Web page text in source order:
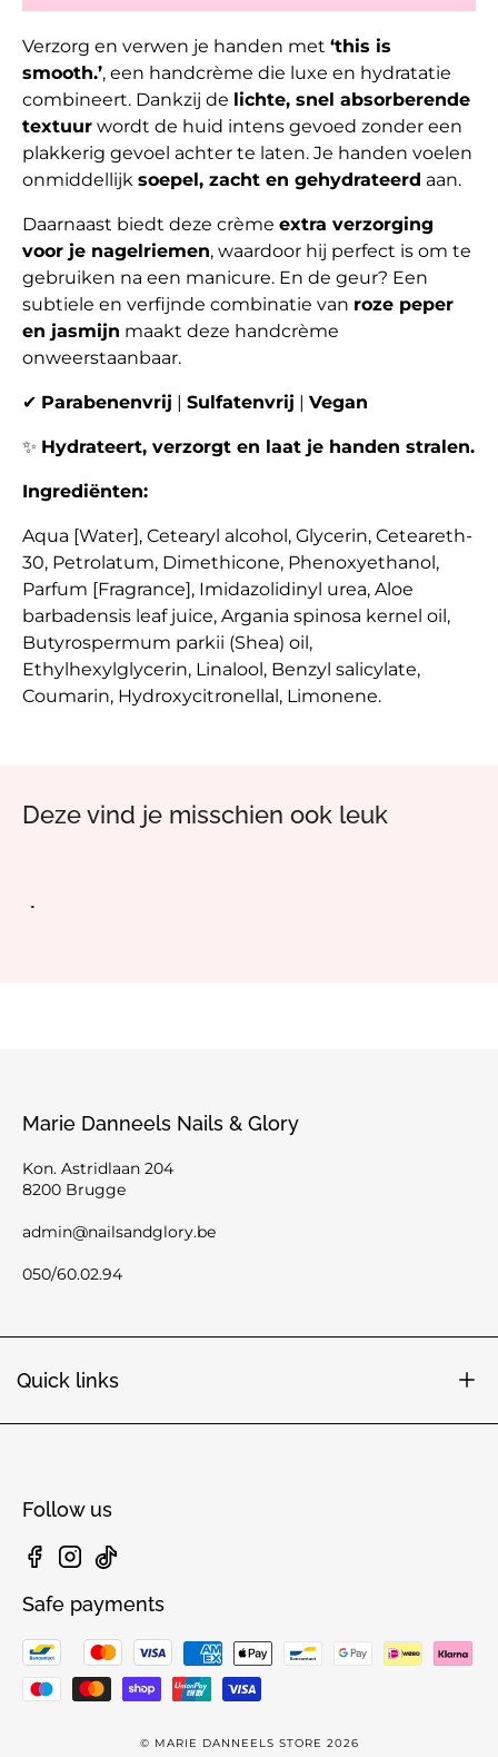
Verzorg en verwen je handen met ‘this is
smooth.’, een handcrème die luxe en hydratatie
combineert. Dankzij de lichte, snel absorberende
textuur wordt de huid intens gevoed zonder een
plakkerig gevoel achter te laten. Je handen voelen
onmiddellijk soepel, zacht en gehydrateerd aan.
Daarnaast biedt deze crème extra verzorging
voor je nagelriemen, waardoor hij perfect is om te
gebruiken na een manicure. En de geur? Een
subtiele en verfijnde combinatie van roze peper
en jasmijn maakt deze handcrème
onweerstaanbaar.
✔ Parabenenvrij | Sulfatenvrij | Vegan
✨ Hydrateert, verzorgt en laat je handen stralen.
Ingrediënten:
Aqua [Water], Cetearyl alcohol, Glycerin, Ceteareth-
30, Petrolatum, Dimethicone, Phenoxyethanol,
Parfum [Fragrance], Imidazolidinyl urea, Aloe
barbadensis leaf juice, Argania spinosa kernel oil,
Butyrospermum parkii (Shea) oil,
Ethylhexylglycerin, Linalool, Benzyl salicylate,
Coumarin, Hydroxycitronellal, Limonene.
Deze vind je misschien ook leuk
Marie Danneels Nails & Glory
Kon. Astridlaan 204
8200 Brugge
admin@nailsandglory.be
050/60.02.94
Quick links
Follow us
Facebook
Instagram
TikTok
Safe payments
© MARIE DANNEELS STORE 2026